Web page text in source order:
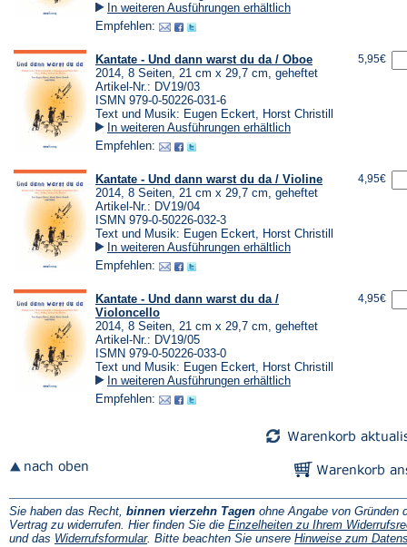
In weiteren Ausführungen erhältlich
Empfehlen:
Kantate - Und dann warst du da / Oboe
2014, 8 Seiten, 21 cm x 29,7 cm, geheftet
Artikel-Nr.: DV19/03
ISMN 979-0-50226-031-6
Text und Musik: Eugen Eckert, Horst Christill
In weiteren Ausführungen erhältlich
Empfehlen:
5,95€
Kantate - Und dann warst du da / Violine
2014, 8 Seiten, 21 cm x 29,7 cm, geheftet
Artikel-Nr.: DV19/04
ISMN 979-0-50226-032-3
Text und Musik: Eugen Eckert, Horst Christill
In weiteren Ausführungen erhältlich
Empfehlen:
4,95€
Kantate - Und dann warst du da /
Violoncello
2014, 8 Seiten, 21 cm x 29,7 cm, geheftet
Artikel-Nr.: DV19/05
ISMN 979-0-50226-033-0
Text und Musik: Eugen Eckert, Horst Christill
In weiteren Ausführungen erhältlich
Empfehlen:
4,95€
Sie haben das Recht, binnen vierzehn Tagen ohne Angabe von Gründen
Vertrag zu widerrufen. Hier finden Sie die Einzelheiten zu Ihrem
und das Widerrufsformular(Öffnet
. Bitte beachten Sie unsere Hinweise zum